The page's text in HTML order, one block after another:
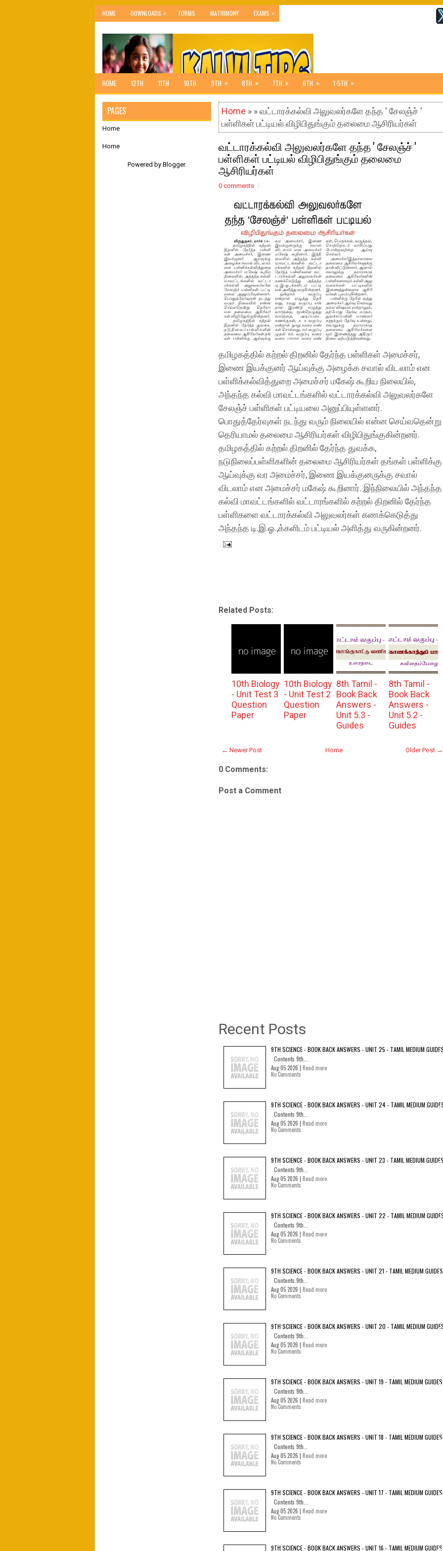
HOME DOWNLOADS » FORMS MATRIMONY EXAMS »
HOME 12TH 11TH 10TH 9TH » 8TH » 7TH » 6TH » 1-5TH »
Home » » வட்டாரக்கல்வி அலுவலர்களே தந்த ' சேலஞ்ச் '
பள்ளிகள் பட்டியல் விழிபிதுங்கும் தலைமை ஆசிரியர்கள்
வட்டாரக்கல்வி அலுவலர்களே தந்த ' சேலஞ்ச் '
பள்ளிகள் பட்டியல் விழிபிதுங்கும் தலைமை
ஆசிரியர்கள்
0 comments
தமிழகத்தில் கற்றல் திறனில் தேர்ந்த பள்ளிகள் அமைச்சர்,
இணை இயக்குனர் ஆய்வுக்கு அழைக்க சவால் விடலாம் என
பள்ளிக்கல்வித்துறை அமைச்சர் மகேஷ் கூறிய நிலையில்,
அந்தந்த கல்வி மாவட்டங்களில் வட்டாரக்கல்வி அலுவலர்களே
சேலஞ்ச் பள்ளிகள் பட்டியலை அனுப்பியுள்ளனர்.
பொதுத்தேர்வுகள் நடந்து வரும் நிலையில் என்ன செய்வதென்று
தெரியாமல் தலைமை ஆசிரியர்கள் விழிபிதுங்குகின்றனர்.
தமிழகத்தில் கற்றல் திறனில் தேர்ந்த துவக்க,
நடுநிலைப்பள்ளிகளின் தலைமை ஆசிரியர்கள் தங்கள் பள்ளிக்கு
ஆய்வுக்கு வர அமைச்சர், இணை இயக்குனருக்கு சவால்
விடலாம் என அமைச்சர் மகேஷ் கூறினார். இந்நிலையில் அந்தந்த
கல்வி மாவட்டங்களில் வட்டாரங்களில் கற்றல் திறனில் தேர்ந்த
பள்ளிகளை வட்டாரக்கல்வி அலுவலர்கள் கணக்கெடுத்து
அந்தந்த டி.இ.ஓ.,க்களிடம் பட்டியல் அளித்து வருகின்றனர்.
Related Posts:
10th Biology
- Unit Test 3
Question
Paper
10th Biology
- Unit Test 2
Question
Paper
8th Tamil -
Book Back
Answers -
Unit 5.3 -
Guides
8th Tamil -
Book Back
Answers -
Unit 5.2 -
Guides
← Newer Post Older Post →
Home
0 Comments:
Post a Comment
Recent Posts
9TH SCIENCE - BOOK BACK ANSWERS - UNIT 25 - TAMIL MEDIUM
Contents 9th...
Aug 05 2026 | Read more
No Comments
9TH SCIENCE - BOOK BACK ANSWERS - UNIT 24 - TAMIL MEDIUM
Contents 9th...
Aug 05 2026 | Read more
No Comments
9TH SCIENCE - BOOK BACK ANSWERS - UNIT 23 - TAMIL MEDIUM
Contents 9th...
Aug 05 2026 | Read more
No Comments
9TH SCIENCE - BOOK BACK ANSWERS - UNIT 22 - TAMIL MEDIUM
Contents 9th...
Aug 05 2026 | Read more
No Comments
9TH SCIENCE - BOOK BACK ANSWERS - UNIT 21 - TAMIL MEDIUM GUIDES
Contents 9th...
Aug 05 2026 | Read more
No Comments
9TH SCIENCE - BOOK BACK ANSWERS - UNIT 20 - TAMIL MEDIUM
Contents 9th...
Aug 05 2026 | Read more
No Comments
9TH SCIENCE - BOOK BACK ANSWERS - UNIT 19 - TAMIL MEDIUM GUIDES
Contents 9th...
Aug 05 2026 | Read more
No Comments
9TH SCIENCE - BOOK BACK ANSWERS - UNIT 18 - TAMIL MEDIUM GUIDES
Contents 9th...
Aug 05 2026 | Read more
No Comments
9TH SCIENCE - BOOK BACK ANSWERS - UNIT 17 - TAMIL MEDIUM GUIDES
Contents 9th...
Aug 05 2026 | Read more
No Comments
9TH SCIENCE - BOOK BACK ANSWERS - UNIT 16 - TAMIL MEDIUM GUIDES
PAGES
Home
Home
Powered by Blogger.